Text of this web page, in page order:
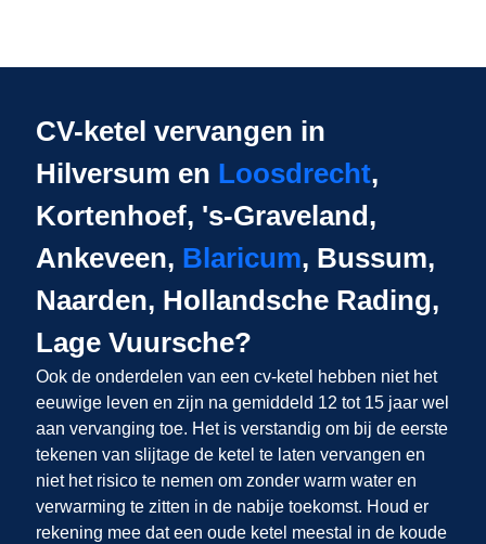
CV-ketel vervangen in
Hilversum en Loosdrecht,
Kortenhoef, 's-Graveland,
Ankeveen, Blaricum, Bussum,
Naarden, Hollandsche Rading,
Lage Vuursche?
Ook de onderdelen van een cv-ketel hebben niet het
eeuwige leven en zijn na gemiddeld 12 tot 15 jaar wel
aan vervanging toe. Het is verstandig om bij de eerste
tekenen van slijtage de ketel te laten vervangen en
niet het risico te nemen om zonder warm water en
verwarming te zitten in de nabije toekomst. Houd er
rekening mee dat een oude ketel meestal in de koude